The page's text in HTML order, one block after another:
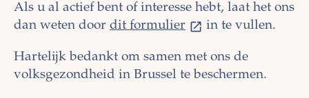
Als u al actief bent of interesse hebt, laat het ons
dan weten door dit formulier in te vullen.
Hartelijk bedankt om samen met ons de
volksgezondheid in Brussel te beschermen.